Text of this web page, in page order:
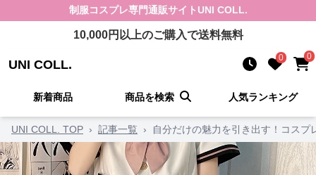
制服コスプレ専門通販サイト UNI COLL.
10,000円以上のご購入で送料無料
UNI COLL. 0 0
新着商品 商品を検索 人気ランキング
UNI COLL. TOP › 記事一覧 › 自分だけの魅力を引き出す！コスプ